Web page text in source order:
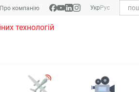
Про компанію Укр Рус
технологій